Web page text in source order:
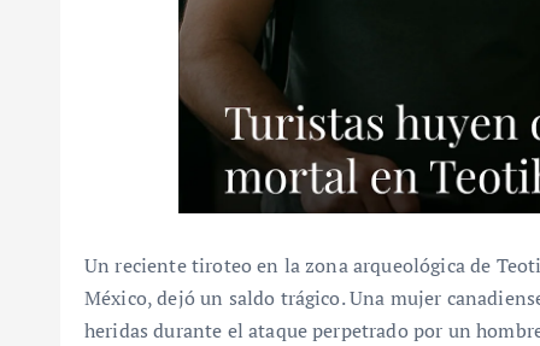
Un reciente tiroteo en la zona arqueológica de
México, dejó un saldo trágico. Una mujer
heridas durante el ataque perpetrado por un